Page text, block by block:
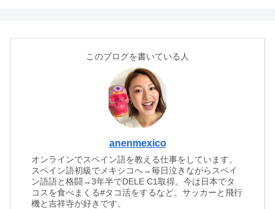
このブログを書いている人
anenmexico
オンラインでスペイン語を教える仕事をしています。
スペイン語初級でメキシコへ→毎日泣きながらスペイ
ン語語と格闘→3年半でDELE C1取得。今は日本でタ
コスを食べまくる#タコ活をするなど。サッカーと飛行
機と吉祥寺が好きです。